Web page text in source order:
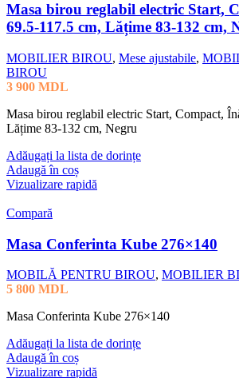
Masa birou reglabil electric Start,
69.5-117.5 cm, Lățime 83-132 cm,
MOBILIER BIROU, Mese ajustabile,
BIROU
3 900 MDL
Masa birou reglabil electric Start, Compact,
Lățime 83-132 cm, Negru
Adăugați la lista de dorințe
Adaugă în coș
Vizualizare rapidă
Compară
Masa Conferinta Kube 276×140
MOBILĂ PENTRU BIROU, MOBILIER
5 800 MDL
Masa Conferinta Kube 276×140
Adăugați la lista de dorințe
Adaugă în coș
Vizualizare rapidă